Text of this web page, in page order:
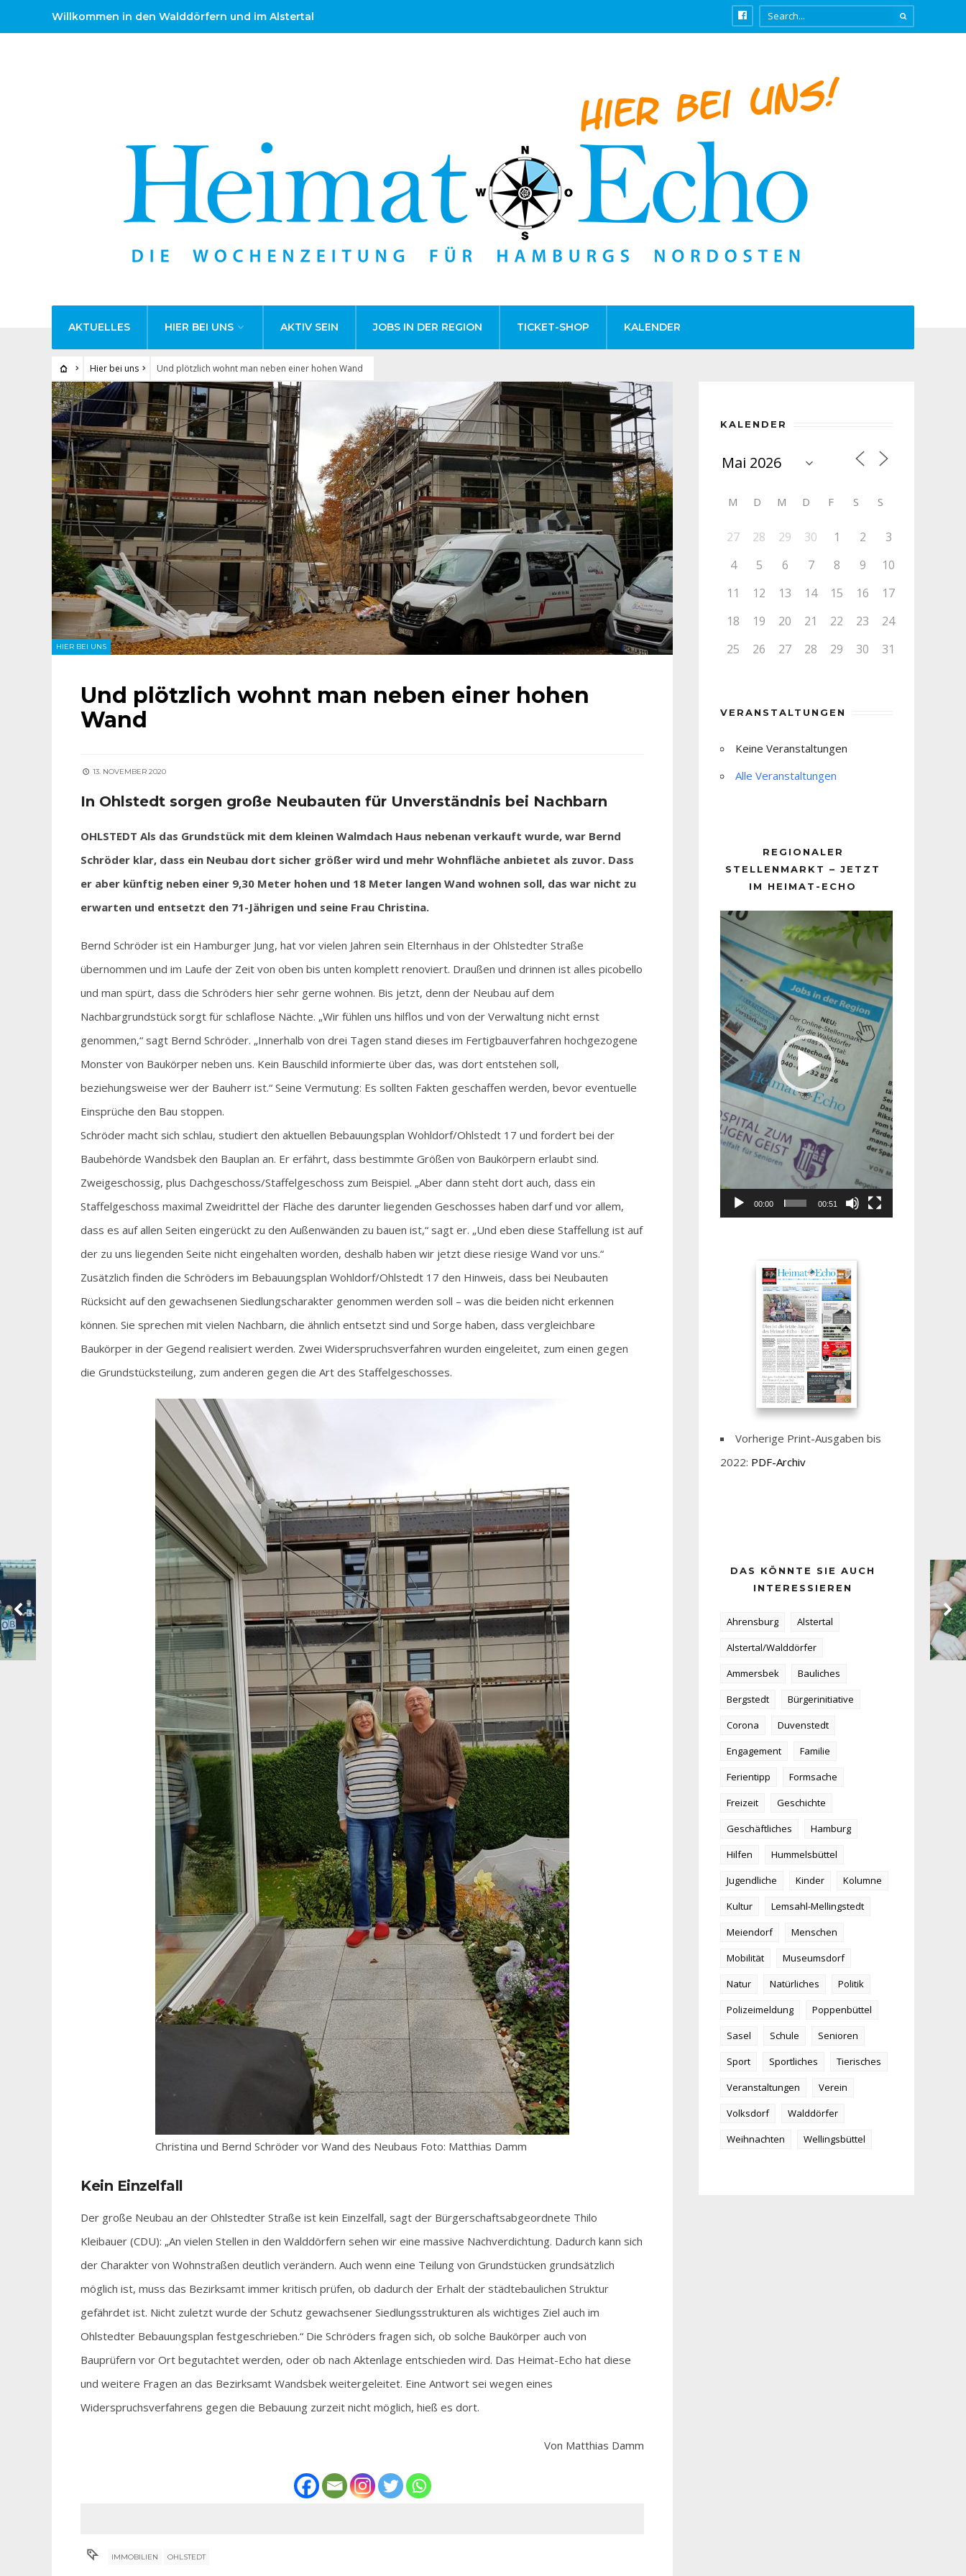
Willkommen in den Walddörfern und im Alstertal
AKTUELLES HIER BEI UNS AKTIV SEIN JOBS IN DER REGION TICKET-SHOP KALENDER
Hier bei uns Und plötzlich wohnt man neben einer hohen Wand
HIER BEI UNS
Und plötzlich wohnt man neben einer hohen
Wand
13. NOVEMBER 2020
In Ohlstedt sorgen große Neubauten für Unverständnis bei Nachbarn
OHLSTEDT Als das Grundstück mit dem kleinen Walmdach Haus nebenan verkauft wurde, war Bernd
Schröder klar, dass ein Neubau dort sicher größer wird und mehr Wohnfläche anbietet als zuvor. Dass
er aber künftig neben einer 9,30 Meter hohen und 18 Meter langen Wand wohnen soll, das war nicht zu
erwarten und entsetzt den 71-Jährigen und seine Frau Christina.
Bernd Schröder ist ein Hamburger Jung, hat vor vielen Jahren sein Elternhaus in der Ohlstedter Straße
übernommen und im Laufe der Zeit von oben bis unten komplett renoviert. Draußen und drinnen ist alles picobello
und man spürt, dass die Schröders hier sehr gerne wohnen. Bis jetzt, denn der Neubau auf dem
Nachbargrundstück sorgt für schlaflose Nächte. „Wir fühlen uns hilflos und von der Verwaltung nicht ernst
genommen,“ sagt Bernd Schröder. „Innerhalb von drei Tagen stand dieses im Fertigbauverfahren hochgezogene
Monster von Baukörper neben uns. Kein Bauschild informierte über das, was dort entstehen soll,
beziehungsweise wer der Bauherr ist.“ Seine Vermutung: Es sollten Fakten geschaffen werden, bevor eventuelle
Einsprüche den Bau stoppen.
Schröder macht sich schlau, studiert den aktuellen Bebauungsplan Wohldorf/Ohlstedt 17 und fordert bei der
Baubehörde Wandsbek den Bauplan an. Er erfährt, dass bestimmte Größen von Baukörpern erlaubt sind.
Zweigeschossig, plus Dachgeschoss/Staffelgeschoss zum Beispiel. „Aber dann steht dort auch, dass ein
Staffelgeschoss maximal Zweidrittel der Fläche des darunter liegenden Geschosses haben darf und vor allem,
dass es auf allen Seiten eingerückt zu den Außenwänden zu bauen ist,“ sagt er. „Und eben diese Staffellung ist auf
der zu uns liegenden Seite nicht eingehalten worden, deshalb haben wir jetzt diese riesige Wand vor uns.“
Zusätzlich finden die Schröders im Bebauungsplan Wohldorf/Ohlstedt 17 den Hinweis, dass bei Neubauten
Rücksicht auf den gewachsenen Siedlungscharakter genommen werden soll – was die beiden nicht erkennen
können. Sie sprechen mit vielen Nachbarn, die ähnlich entsetzt sind und Sorge haben, dass vergleichbare
Baukörper in der Gegend realisiert werden. Zwei Widerspruchsverfahren wurden eingeleitet, zum einen gegen
die Grundstücksteilung, zum anderen gegen die Art des Staffelgeschosses.
Christina und Bernd Schröder vor Wand des Neubaus Foto: Matthias Damm
Kein Einzelfall
Der große Neubau an der Ohlstedter Straße ist kein Einzelfall, sagt der Bürgerschaftsabgeordnete Thilo
Kleibauer (CDU): „An vielen Stellen in den Walddörfern sehen wir eine massive Nachverdichtung. Dadurch kann sich
der Charakter von Wohnstraßen deutlich verändern. Auch wenn eine Teilung von Grundstücken grundsätzlich
möglich ist, muss das Bezirksamt immer kritisch prüfen, ob dadurch der Erhalt der städtebaulichen Struktur
gefährdet ist. Nicht zuletzt wurde der Schutz gewachsener Siedlungsstrukturen als wichtiges Ziel auch im
Ohlstedter Bebauungsplan festgeschrieben.“ Die Schröders fragen sich, ob solche Baukörper auch von
Bauprüfern vor Ort begutachtet werden, oder ob nach Aktenlage entschieden wird. Das Heimat-Echo hat diese
und weitere Fragen an das Bezirksamt Wandsbek weitergeleitet. Eine Antwort sei wegen eines
Widerspruchsverfahrens gegen die Bebauung zurzeit nicht möglich, hieß es dort.
Von Matthias Damm
IMMOBILIEN OHLSTEDT
KALENDER
M D M D F S S
27 28 29 30 1 2
3
4
5 6 7 8 9
10
11
12 13 14 15 16
17
18
19 20 21 22 23
24
25
26 27 28 29 30 31
VERANSTALTUNGEN
Keine Veranstaltungen
Alle Veranstaltungen
REGIONALER
STELLENMARKT – JETZT
IM HEIMAT-ECHO
Player
00:00 00:51
Vorherige Print-Ausgaben bis
2022: PDF-Archiv
DAS KÖNNTE SIE AUCH
INTERESSIEREN
Ahrensburg
Alstertal
Alstertal/Walddörfer
Ammersbek
Bauliches
Bergstedt
Bürgerinitiative
Corona
Duvenstedt
Engagement
Familie
Ferientipp
Formsache
Freizeit
Geschichte
Geschäftliches
Hamburg
Hilfen
Hummelsbüttel
Jugendliche
Kinder
Kolumne
Kultur
Lemsahl-Mellingstedt
Meiendorf
Menschen
Mobilität
Museumsdorf
Natur
Natürliches
Politik
Polizeimeldung
Poppenbüttel
Sasel
Schule
Senioren
Sport
Sportliches
Tierisches
Veranstaltungen
Verein
Volksdorf
Walddörfer
Weihnachten
Wellingsbüttel